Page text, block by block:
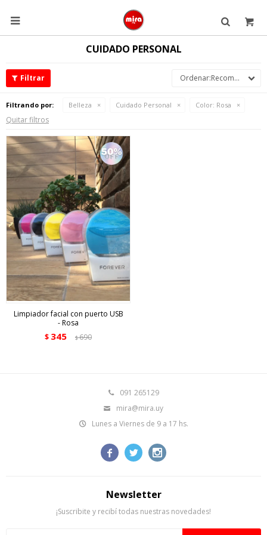

CUIDADO PERSONAL
Recomendados
Filtrando por: Belleza Cuidado Personal Color: Rosa
Quitar filtros
Limpiador facial con puerto USB
- Rosa
$ 345 $690
091 265129
mira@mira.uy
Lunes a Viernes de 9 a 17 hs.
  
Newsletter
¡Suscribite y recibí todas nuestras novedades!